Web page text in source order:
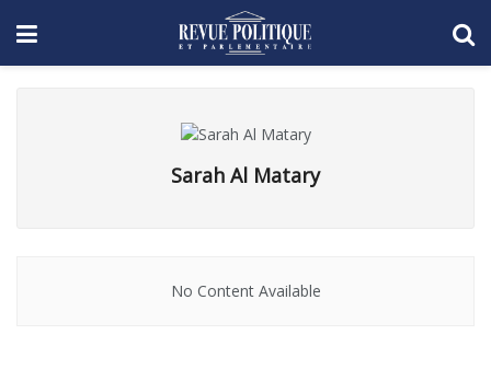
Sarah Al Matary
No Content Available